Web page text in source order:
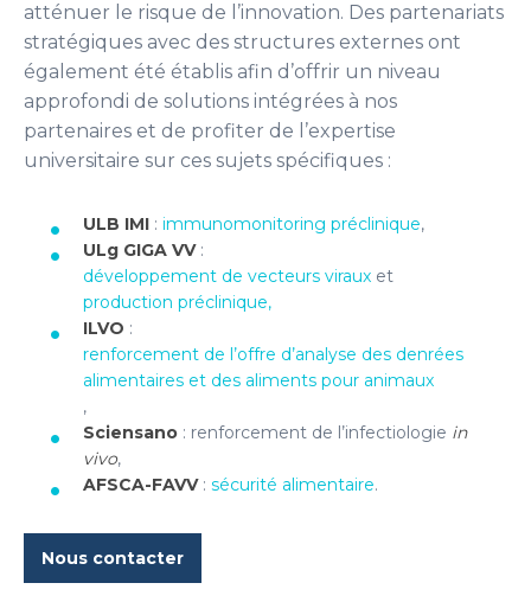
atténuer le risque de l’innovation. Des partenariats
stratégiques avec des structures externes ont
également été établis afin d’offrir un niveau
approfondi de solutions intégrées à nos
partenaires et de profiter de l’expertise
universitaire sur ces sujets spécifiques :
ULB IMI : immunomonitoring préclinique,
ULg GIGA VV :
développement de vecteurs viraux et
production préclinique,
ILVO :
renforcement de l’offre d’analyse des denrées
alimentaires et des aliments pour animaux
,
Sciensano : renforcement de l’infectiologie in
vivo,
AFSCA-FAVV: sécurité alimentaire.
Nous contacter